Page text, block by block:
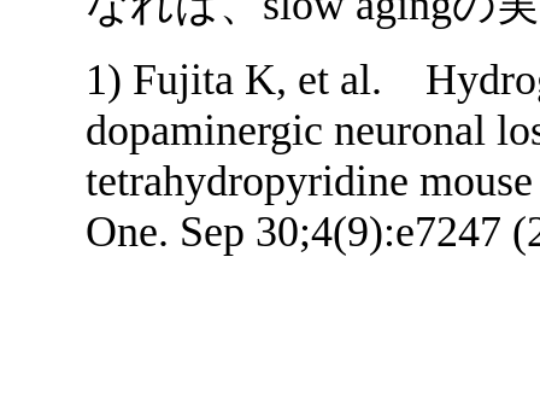
1) Fujita K, et al.
dopaminergic neuronal
tetrahydropyridine
One. Sep 30;4(9):e7247